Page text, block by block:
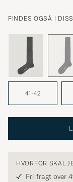
FINDES OGSÅ I
41-42
HVORFOR SKAL
Fri fragt over